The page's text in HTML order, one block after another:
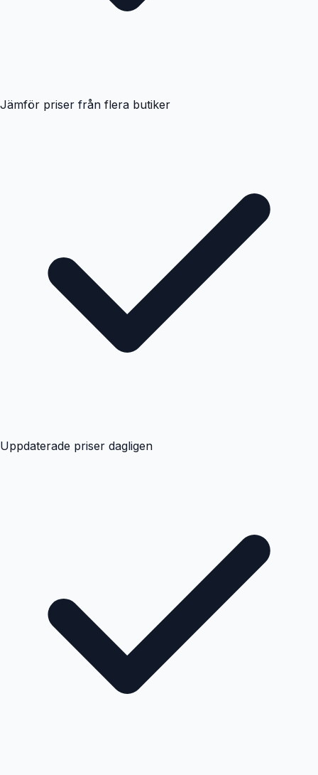
Jämför priser från flera butiker
Uppdaterade priser dagligen